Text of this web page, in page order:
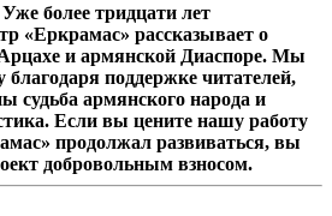
более тридцати лет
«Еркрамас» рассказывает о
и армянской Диаспоре. Мы
благодаря поддержке читателей,
судьба армянского народа и
Если вы цените нашу работу
продолжал развиваться, вы
добровольным взносом.